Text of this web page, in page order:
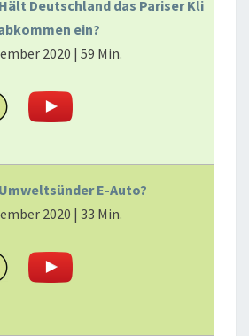
Deutschland das Pariser Kli
ein?
2020 | 59 Min.
E-Auto?
2020 | 33 Min.